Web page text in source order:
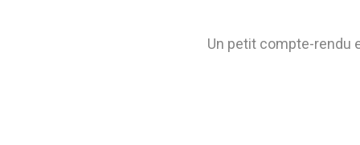
Un petit compte-rendu